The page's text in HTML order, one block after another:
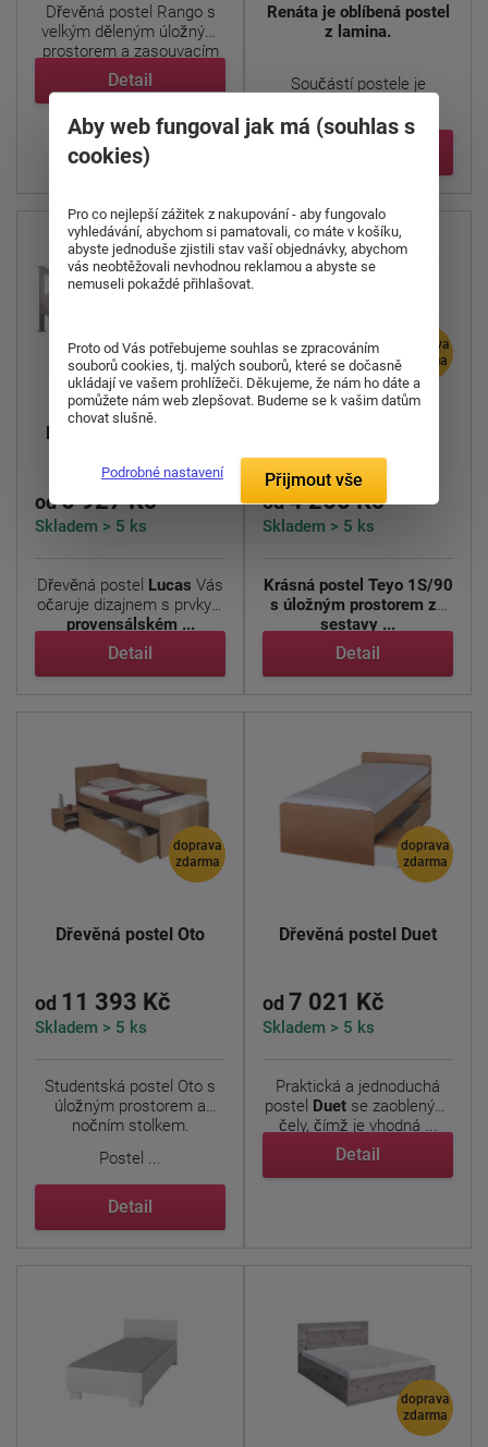
Dřevěná postel Rango s
velkým děleným úložným
prostorem a zasouvacím
...
Detail
Renáta je oblíbená postel
z lamina.
Součástí postele je
doprava
zdarma
Dřevěná postel Lucas
od6 927 Kč
Skladem > 5 ks
Dřevěná postel Lucas Vás
očaruje dizajnem s prvky v
provensálském ...
Detail
doprava
zdarma
od4 265 Kč
Skladem > 5 ks
Krásná postel Teyo 1S/90
s úložným prostorem ze
sestavy ...
Detail
doprava
zdarma
Dřevěná postel Oto
od 11 393 Kč
Skladem > 5 ks
Studentská postel Oto s
úložným prostorem a
nočním stolkem.
Postel ...
Detail
doprava
zdarma
Dřevěná postel Duet
od 7 021 Kč
Skladem > 5 ks
Praktická a jednoduchá
postel Duet se zaoblenými
čely, čímž je vhodná ...
Detail
doprava
zdarma
Aby web fungoval jak má (souhlas s
cookies)
Pro co nejlepší zážitek z nakupování - aby fungovalo
vyhledávání, abychom si pamatovali, co máte v košíku,
abyste jednoduše zjistili stav vaší objednávky, abychom
vás neobtěžovali nevhodnou reklamou a abyste se
nemuseli pokaždé přihlašovat.
Proto od Vás potřebujeme souhlas se zpracováním
souborů cookies, tj. malých souborů, které se dočasně
ukládají ve vašem prohlížeči. Děkujeme, že nám ho dáte a
pomůžete nám web zlepšovat. Budeme se k vašim datům
chovat slušně.
Podrobné nastavení Přijmout vše